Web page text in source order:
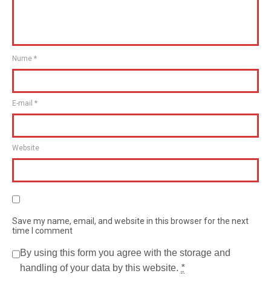
Nume *
E-mail *
Website
Save my name, email, and website in this browser for the next
time I comment
By using this form you agree with the storage and
handling of your data by this website. *